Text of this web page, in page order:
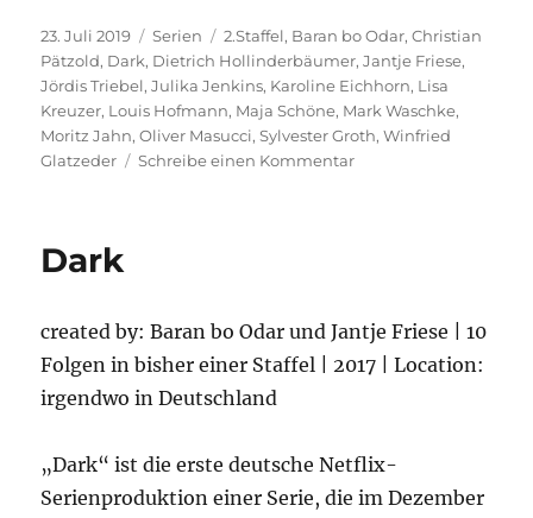
Veröffentlicht
am
23. Juli 2019 Kategorien
Serien Schlagwörter
2.Staffel, Baran bo Odar,Christian
Pätzold, Dark, Dietrich Hollinderbäumer,Jantje Friese,
Jördis Triebel,Julika Jenkins, Karoline Eichhorn, Lisa
Kreuzer, Louis Hofmann, Maja Schöne, Mark Waschke,
Moritz Jahn,Oliver Masucci,Sylvester Groth,Winfried
Glatzeder
Schreibe einen Kommentarzu
Dark
created by: Baran bo Odar und Jantje Friese | 10
Folgen in bisher einer Staffel | 2017 | Location:
irgendwo in Deutschland
„Dark“ ist die erste deutsche Netflix-
Serienproduktion einer Serie, die im Dezember